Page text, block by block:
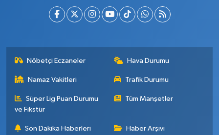
Nöbetçi Eczaneler Hava Durumu
Namaz Vakitleri Trafik Durumu
Süper Lig Puan Durumu
ve Fikstür
Tüm Manşetler
Son Dakika Haberleri Haber Arşivi